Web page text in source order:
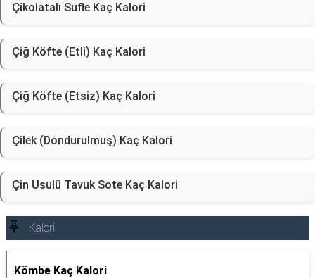
Çikolatalı Sufle Kaç Kalori
Çiğ Köfte (Etli) Kaç Kalori
Çiğ Köfte (Etsiz) Kaç Kalori
Çilek (Dondurulmuş) Kaç Kalori
Çin Usulü Tavuk Sote Kaç Kalori
Kalori
Kömbe Kaç Kalori